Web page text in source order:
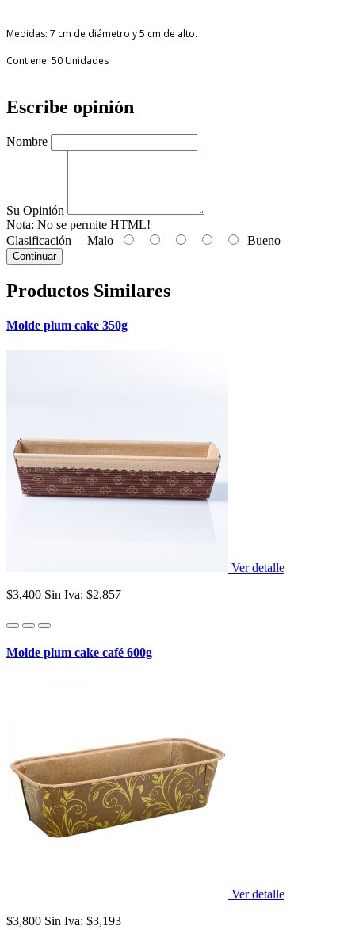
Medidas: 7 cm de diámetro y 5 cm de alto.
Contiene: 50 Unidades
Escribe opinión
Nombre
Su Opinión
Nota: No se permite HTML!
Clasificación Malo Bueno
Continuar
Productos Similares
Molde plum cake 350g
Ver detalle
$3,400 Sin Iva: $2,857
Molde plum cake café 600g
Ver detalle
$3,800 Sin Iva: $3,193